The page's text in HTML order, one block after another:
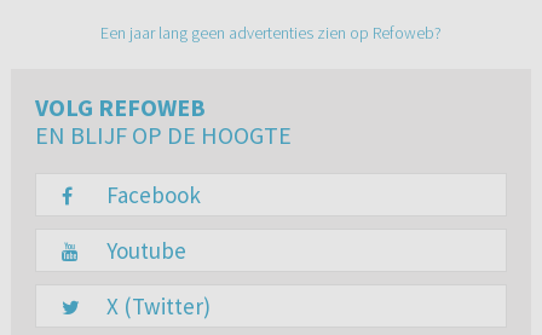
Een jaar lang geen advertenties zien op Refoweb?
VOLG REFOWEB
EN BLIJF OP DE HOOGTE
Facebook
Youtube
X (Twitter)